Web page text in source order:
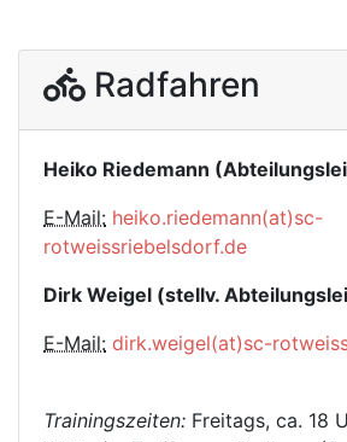
Radfahren
Heiko Riedemann
E-Mail: heiko.riedemann(at)sc-
rotweissriebelsdorf.de
Dirk Weigel (stellv.
E-Mail: dirk.weigel(at)sc-
Trainingszeiten: Freitags, ca. 18